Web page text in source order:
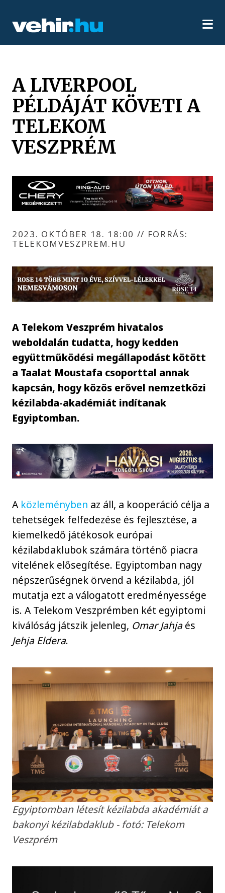
A LIVERPOOL
PÉLDÁJÁT KÖVETI A
TELEKOM
VESZPRÉM
2023. OKTÓBER 18. 18:00 // FORRÁS:
TELEKOMVESZPREM.HU
A Telekom Veszprém hivatalos
weboldalán tudatta, hogy kedden
együttműködési megállapodást kötött
a Taalat Moustafa csoporttal annak
kapcsán, hogy közös erővel nemzetközi
kézilabda-akadémiát indítanak
Egyiptomban.
Aközleményben az áll, a kooperáció célja a
tehetségek felfedezése és fejlesztése, a
kiemelkedő játékosok európai
kézilabdaklubok számára történő piacra
vitelének elősegítése. Egyiptomban nagy
népszerűségnek örvend a kézilabda, jól
mutatja ezt a válogatott eredményessége
is. A Telekom Veszprémben két egyiptomi
kiválóság játszik jelenleg, Omar Jahjaés
Jehja Eldera.
Egyiptomban létesít kézilabda akadémiát a
bakonyi kézilabdaklub - fotó: Telekom
Veszprém